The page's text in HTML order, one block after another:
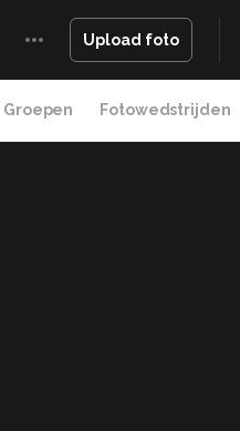
Upload foto
Groepen Fotowedstrijden